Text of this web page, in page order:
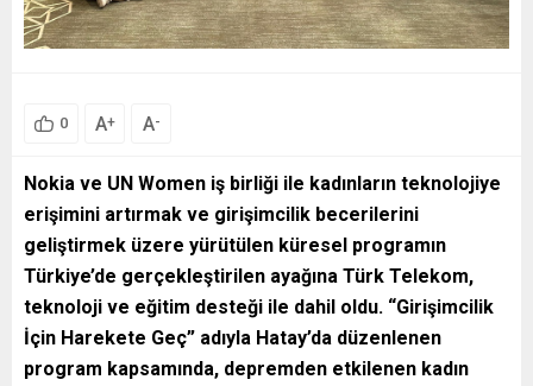
0 A+ A-
Nokia ve UN Women iş birliği ile kadınların teknolojiye
erişimini artırmak ve girişimcilik becerilerini
geliştirmek üzere yürütülen küresel programın
Türkiye’de gerçekleştirilen ayağına Türk Telekom,
teknoloji ve eğitim desteği ile dahil oldu. “Girişimcilik
İçin Harekete Geç” adıyla Hatay’da düzenlenen
program kapsamında, depremden etkilenen kadın